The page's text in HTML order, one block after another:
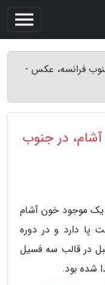
فرانسه، عکس -
در جنوب
یک موجود خون آشام
دارد و در دوره
در قالب سه فسیل
شده بود.